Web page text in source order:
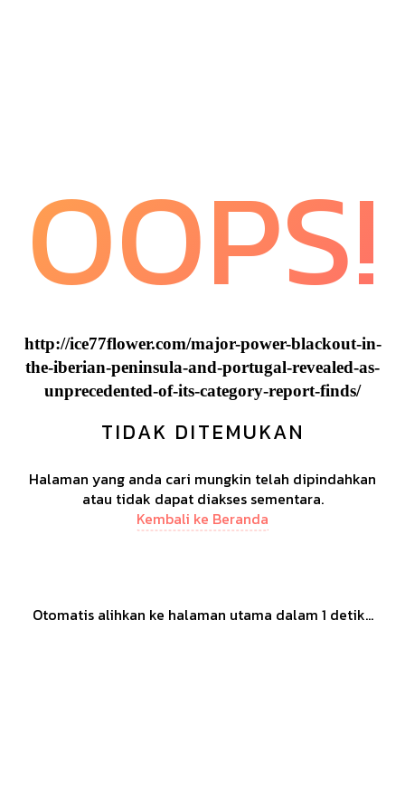
OOPS!
http://ice77flower.com/major-power-blackout-in-
the-iberian-peninsula-and-portugal-revealed-as-
unprecedented-of-its-category-report-finds/
TIDAK DITEMUKAN
Halaman yang anda cari mungkin telah dipindahkan
atau tidak dapat diakses sementara.
Kembali ke Beranda
Otomatis alihkan ke halaman utama dalam 1 detik...